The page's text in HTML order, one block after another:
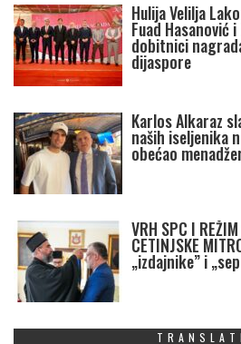
Hulija Velilja
Fuad Hasanović
dobitnici
dijaspore
Karlos Alkaraz
naših iseljenika
obećao
VRH SPC I
CETINJSKE
„izdajnike” i